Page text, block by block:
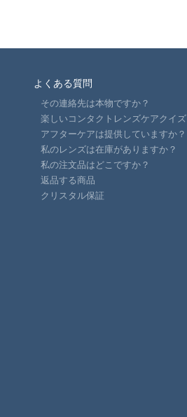
よくある質問
その連絡先は本物ですか？
楽しいコンタクトレンズケアクイズ
アフターケアは提供していますか？
私のレンズは在庫がありますか？
私の注文品はどこですか？
返品する商品
クリスタル保証